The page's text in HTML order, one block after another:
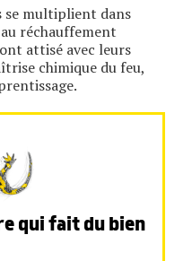
se multiplient dans
réchauffement
attisé avec leurs
chimique du feu,
qui fait du bien